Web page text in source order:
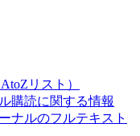
リスト）
購読に関する情報
ナルのフルテキスト